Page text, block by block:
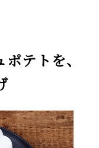
テトを、